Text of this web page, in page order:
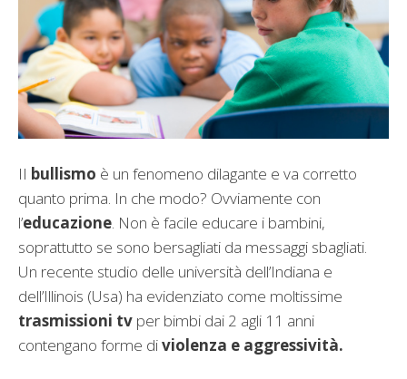
II bullismo è un fenomeno dilagante e va corretto
quanto prima. In che modo? Ovviamente con
l’educazione. Non è facile educare i bambini,
soprattutto se sono bersagliati da messaggi sbagliati.
Un recente studio delle università dell’Indiana e
dell’Illinois (Usa) ha evidenziato come moltissime
trasmissioni tv per bimbi dai 2 agli 11 anni
contengano forme diviolenza e aggressività.